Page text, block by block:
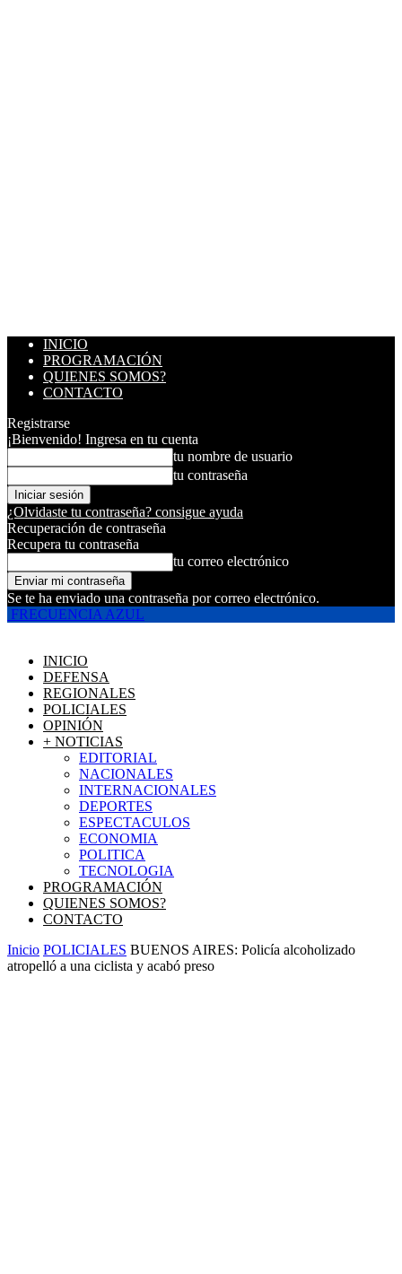
INICIO
PROGRAMACIÓN
QUIENES SOMOS?
CONTACTO
Registrarse
¡Bienvenido! Ingresa en tu cuenta
tu nombre de usuario
tu contraseña
¿Olvidaste tu contraseña? consigue ayuda
Recuperación de contraseña
Recupera tu contraseña
tu correo electrónico
Se te ha enviado una contraseña por correo electrónico.
FRECUENCIA AZUL
INICIO
DEFENSA
REGIONALES
POLICIALES
OPINIÓN
+ NOTICIAS
EDITORIAL
NACIONALES
INTERNACIONALES
DEPORTES
ESPECTACULOS
ECONOMIA
POLITICA
TECNOLOGIA
PROGRAMACIÓN
QUIENES SOMOS?
CONTACTO
Inicio POLICIALES BUENOS AIRES: Policía alcoholizado
atropelló a una ciclista y acabó preso